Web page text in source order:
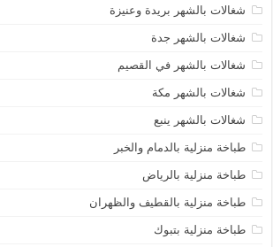
شغالات بالشهر بريدة وعنيزة
شغالات بالشهر جدة
شغالات بالشهر في القصيم
شغالات بالشهر مكة
شغالات بالشهر ينبع
طباخة منزلية بالدمام والخبر
طباخة منزلية بالرياض
طباخة منزلية بالقطيف والظهران
طباخة منزلية بتبوك